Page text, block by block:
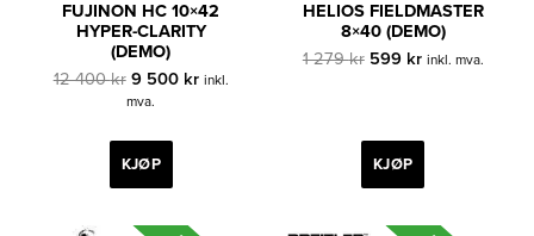
FUJINON HC 10×42
HYPER-CLARITY
(DEMO)
12 400kr Opprinnelig
pris
12
400 kr.
9 500 krNåværende
inkl.
mva.
KJØP
HELIOS FIELDMASTER
8×40 (DEMO)
1 279kr Opprinnelig
279 kr.
599 krNåværende
inkl. mva.
KJØP